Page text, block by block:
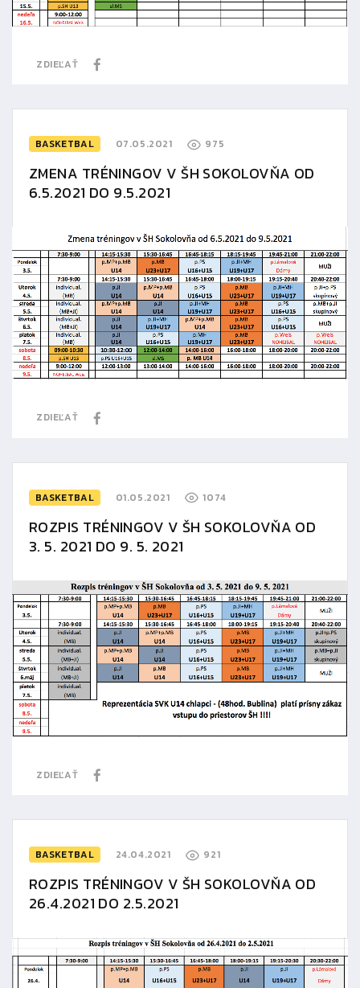
ZDIEĽAŤ
BASKETBAL 07.05.2021 975
ZMENA TRÉNINGOV V ŠH SOKOLOVŇA OD
6.5.2021 DO 9.5.2021
ZDIEĽAŤ
BASKETBAL 01.05.2021 1074
ROZPIS TRÉNINGOV V ŠH SOKOLOVŇA OD
3. 5. 2021 DO 9. 5. 2021
ZDIEĽAŤ
BASKETBAL 24.04.2021 921
ROZPIS TRÉNINGOV V ŠH SOKOLOVŇA OD
26.4.2021 DO 2.5.2021